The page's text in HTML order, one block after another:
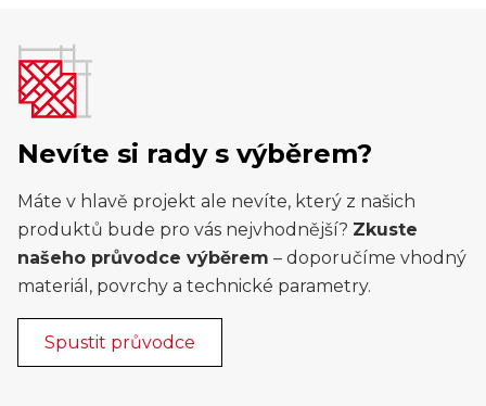
Nevíte si rady s výběrem?
Máte v hlavě projekt ale nevíte, který z našich
produktů bude pro vás nejvhodnější? Zkuste
našeho průvodce výběrem – doporučíme vhodný
materiál, povrchy a technické parametry.
Spustit průvodce